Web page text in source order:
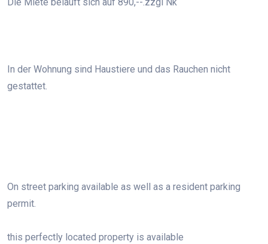
Die Miete beläuft sich auf 890,--.zzgl Nk
In der Wohnung sind Haustiere und das Rauchen nicht
gestattet.
On street parking available as well as a resident parking
permit.
this perfectly located property is available